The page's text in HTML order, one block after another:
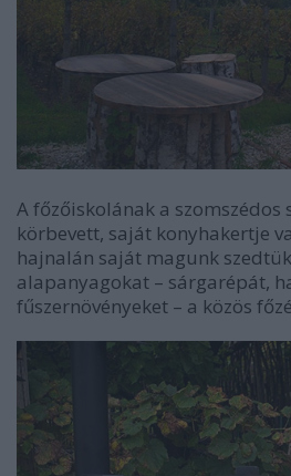
A főzőiskolának a szomszédos
körbevett, saját konyhakertje
hajnalán saját magunk
alapanyagokat – sárgarépát,
fűszernövényeket – a közös